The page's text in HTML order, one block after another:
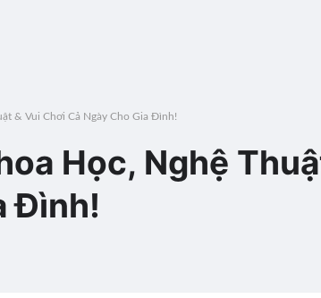
& Vui Chơi Cả Ngày Cho Gia Đình!
Học, Nghệ
Đình!